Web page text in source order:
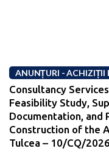
ANUNȚURI - ACHIZIȚII
Consultancy
Feasibility Study,
Documentation,
Construction of the
Tulcea – 10/CQ/2026